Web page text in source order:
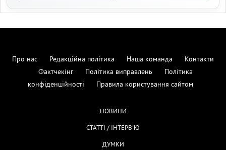
Про нас Редакційна політика Наша команда
Контакти
Фактчекінг
Політика виправлень
Політика
конфіденційності
Правила користування сайтом
НОВИНИ
СТАТТІ / ІНТЕРВ'Ю
ДУМКИ